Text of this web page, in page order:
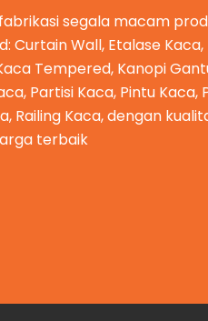
segala macam
Curtain Wall, Etalase Kaca,
Tempered, Kanopi
Partisi Kaca, Pintu Kaca,
Railing Kaca, dengan
terbaik